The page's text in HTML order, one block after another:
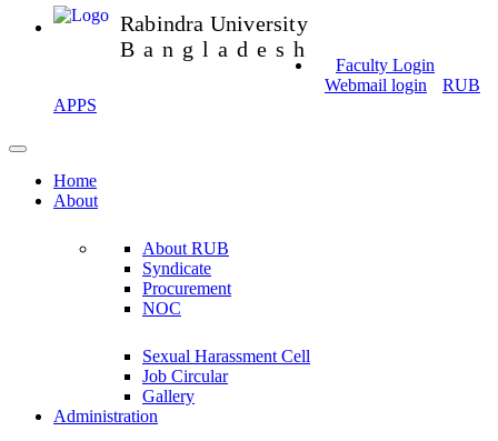
Rabindra University
Bangladesh
Faculty Login
Webmail login
RUB
APPS
Home
About
About RUB
Syndicate
Procurement
NOC
Sexual Harassment Cell
Job Circular
Gallery
Administration